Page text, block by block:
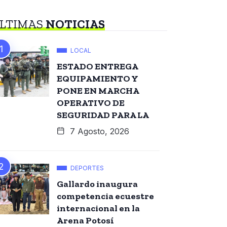
NOTICIAS
LOCAL
ESTADO ENTREGA
EQUIPAMIENTO Y
PONE EN MARCHA
OPERATIVO DE
SEGURIDAD PARA LA
7 Agosto, 2026
DEPORTES
Gallardo inaugura
competencia ecuestre
internacional en la
Arena Potosí